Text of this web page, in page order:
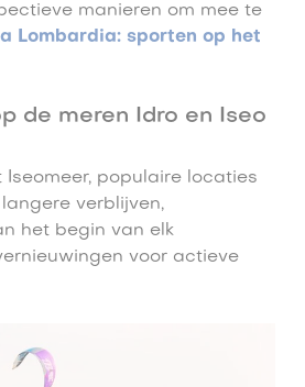
manieren om mee te
Lombardia: sporten op het
de meren Idro en Iseo
Iseomeer, populaire locaties
verblijven,
het begin van elk
voor actieve